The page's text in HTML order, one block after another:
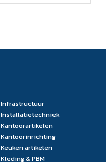
Infrastructuur
Installatietechniek
Kantoorartikelen
Kantoorinrichting
Keuken artikelen
Kleding & PBM